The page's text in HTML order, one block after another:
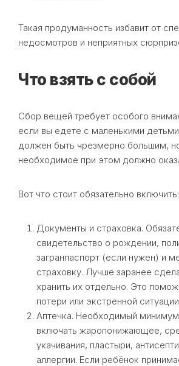
Такая продуманность избавит от
недосмотров и неприятных
Что взять с собой
Сбор вещей требует особого
если вы едете с маленькими
должен быть чрезмерно большим,
необходимое при этом должно
Вот что стоит обязательно включить:
Документы и страховка.
свидетельство о рождении,
загранпаспорт (если нужен) и
страховку. Лучше заранее
хранить их отдельно. Это
потери или экстренной
Аптечка. Необходимый
включать жаропонижающее,
укачивания, пластыри,
аллергии. Если ребёнок